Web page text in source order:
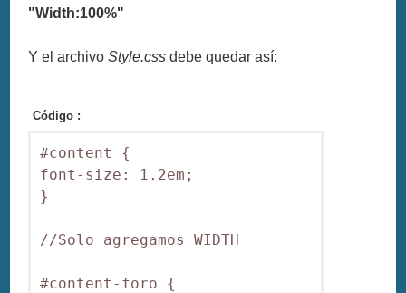
"Width:100%"
Y el archivoStyle.css debe quedar así:
Código :
#content {
font-size: 1.2em;
}
//Solo agregamos WIDTH
#content-foro {